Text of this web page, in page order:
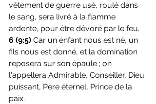
vêtement de guerre usé, roulé dans
le sang, sera livré à la flamme
ardente, pour être dévoré par le feu.
6 (9:5) Car un enfant nous est né, un
fils nous est donné, et la domination
reposera sur son épaule ; on
l'appellera Admirable, Conseiller, Dieu
puissant, Père éternel, Prince de la
paix.